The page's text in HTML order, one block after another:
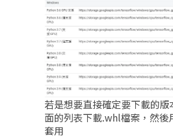
若是想要直接確定要下載的版
面的列表下載.whl檔案，然後
套用